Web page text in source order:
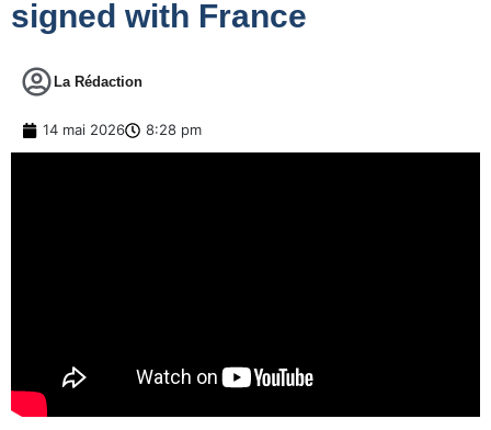
signed with France
La Rédaction
14 mai 2026 8:28 pm